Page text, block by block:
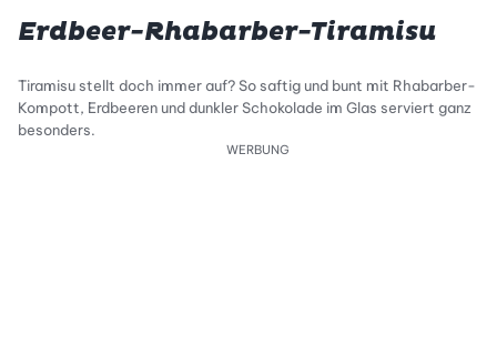
Erdbeer-Rhabarber-Tiramisu
Tiramisu stellt doch immer auf? So saftig und bunt mit Rhabarber-
Kompott, Erdbeeren und dunkler Schokolade im Glas serviert ganz
besonders.
WERBUNG